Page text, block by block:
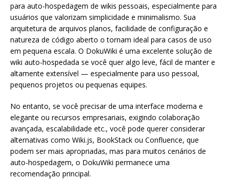
para auto-hospedagem de wikis pessoais, especialmente para
usuários que valorizam simplicidade e minimalismo. Sua
arquitetura de arquivos planos, facilidade de configuração e
natureza de código aberto o tornam ideal para casos de uso
em pequena escala. O DokuWiki é uma excelente solução de
wiki auto-hospedada se você quer algo leve, fácil de manter e
altamente extensível — especialmente para uso pessoal,
pequenos projetos ou pequenas equipes.
No entanto, se você precisar de uma interface moderna e
elegante ou recursos empresariais, exigindo colaboração
avançada, escalabilidade etc., você pode querer considerar
alternativas como Wiki.js, BookStack ou Confluence, que
podem ser mais apropriadas, mas para muitos cenários de
auto-hospedagem, o DokuWiki permanece uma
recomendação principal.